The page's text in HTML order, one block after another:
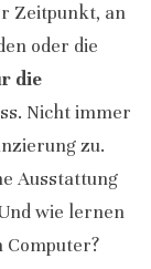
Zeitpunkt, an
oder die
die
Nicht immer
zu.
Ausstattung
wie lernen
Computer?